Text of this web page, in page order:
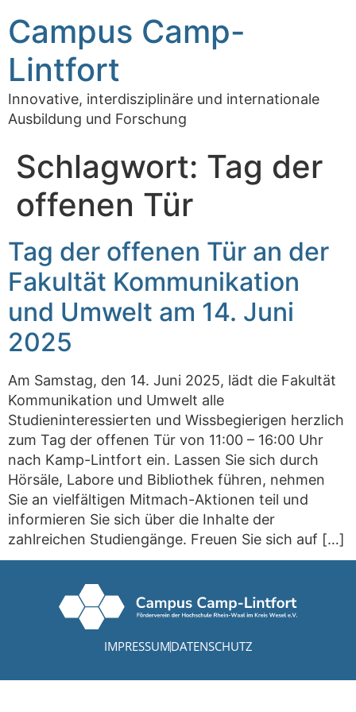
Campus Camp-
Lintfort
Innovative, interdisziplinäre und internationale
Ausbildung und Forschung
Schlagwort: Tag der
offenen Tür
Tag der offenen Tür an der
Fakultät Kommunikation
und Umwelt am 14. Juni
2025
Am Samstag, den 14. Juni 2025, lädt die Fakultät
Kommunikation und Umwelt alle
Studieninteressierten und Wissbegierigen herzlich
zum Tag der offenen Tür von 11:00 – 16:00 Uhr
nach Kamp-Lintfort ein. Lassen Sie sich durch
Hörsäle, Labore und Bibliothek führen, nehmen
Sie an vielfältigen Mitmach-Aktionen teil und
informieren Sie sich über die Inhalte der
zahlreichen Studiengänge. Freuen Sie sich auf […]
IMPRESSUMDATENSCHUTZ